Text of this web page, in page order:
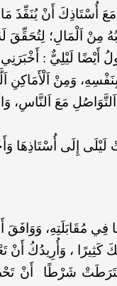
أُسْتَاذِكَ أَنْ يُنَفِّذَ
مِنْ اَلْمَالِ؛ لِتُحَقِّقَ
أَيْضًا لَيْلِيٌّ :
وَمِنْ اَلْأَمَاكِنِ
مَعَ اَلنَّاسِ،
لَيْلَى إِلَى
فِي مُقَابَلَتِهِ، وَوَافَقَ
، وَأُرِيدُكُ أَنْ
شَرْطًا أَنْ